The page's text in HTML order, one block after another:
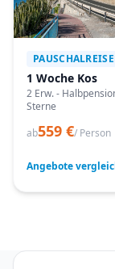
1 Woche Kos
2 Erw. -
Sterne
ab559 €/ Person
Angebote